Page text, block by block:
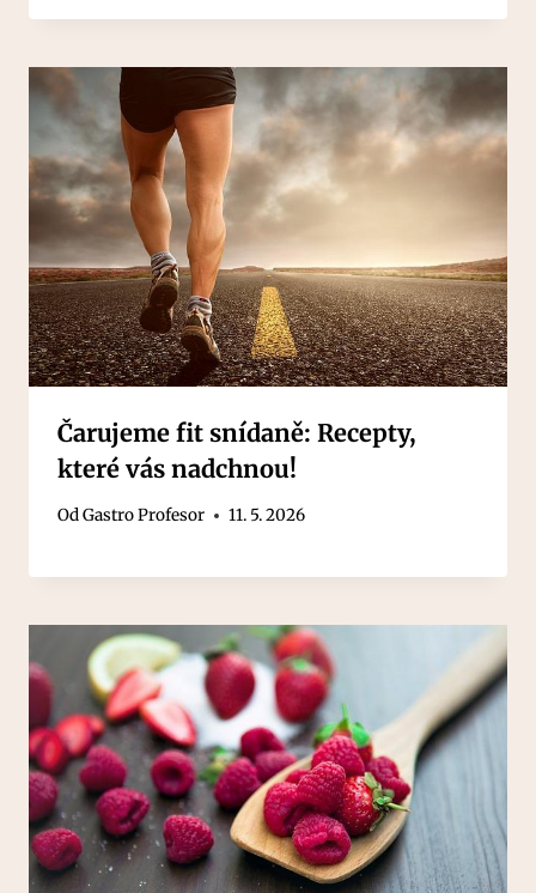
Čarujeme fit snídaně: Recepty,
které vás nadchnou!
OdGastro Profesor 11. 5. 2026